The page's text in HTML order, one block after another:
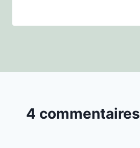
4 commentaires